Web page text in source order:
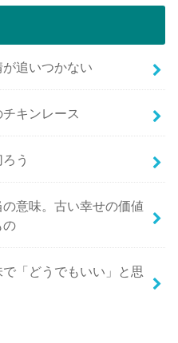
追いつかない
キンレース
う
の意味。古い幸せの価値
の
「どうでもいい」と思